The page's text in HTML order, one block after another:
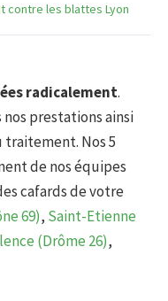
contre les blattes Lyon
radicalement.
prestations ainsi
traitement. Nos 5
de nos équipes
cafards de votre
69), Saint-Etienne
(Drôme 26),